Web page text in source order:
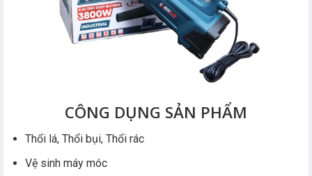
CÔNG DỤNG SẢN PHẨM
Thổi lá, Thổi bụi, Thổi rác
Vệ sinh máy móc